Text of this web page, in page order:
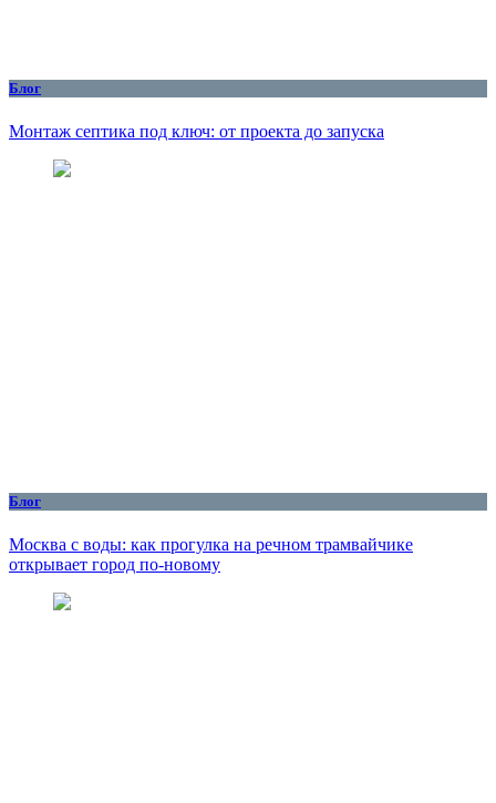
Блог
Монтаж септика под ключ: от проекта до запуска
Блог
Москва с воды: как прогулка на речном трамвайчике
открывает город по‑новому